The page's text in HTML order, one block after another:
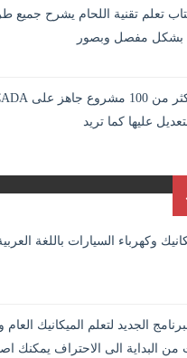
تعلم تقنية اللحام يشرح جميع
لاندم...
عليها كما تريد
وكهرباء السيارات باللغة
الجديد لتعلم الميكانيك العام
من البداية الى الاحتراف يمكنك